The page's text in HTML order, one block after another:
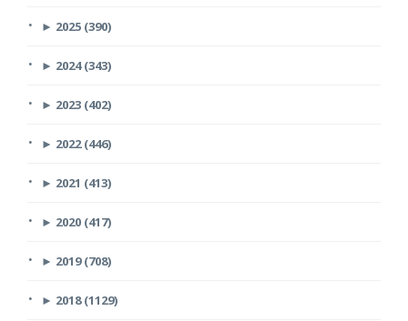
► 2025 (390)
► 2024 (343)
► 2023 (402)
► 2022 (446)
► 2021 (413)
► 2020 (417)
► 2019 (708)
► 2018 (1129)